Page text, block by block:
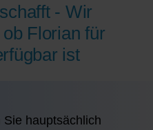
- Wir
Florian für
ist
hauptsächlich